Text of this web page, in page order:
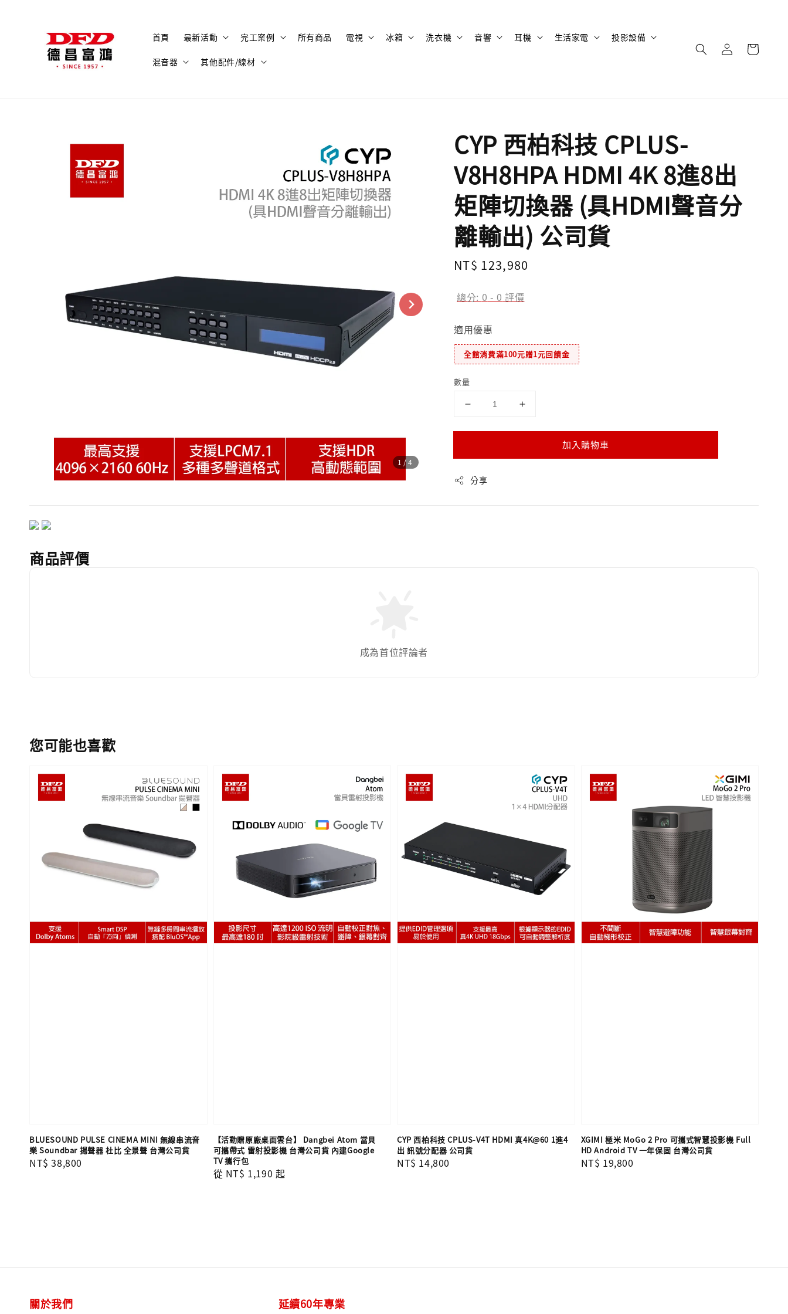
首頁 最新活動 完工案例 所有商品 電視 冰箱 洗衣機 音響 耳機 生活家電 投影設備
混音器 其他配件/線材
1 /4
CYP 西柏科技 CPLUS-
V8H8HPA HDMI 4K 8進8出
矩陣切換器 (具HDMI聲音分
離輸出) 公司貨
Regular
NT$ 123,980
總分: 0 - 0 評價
適用優惠
全館消費滿100元贈1元回饋金
數量
加入購物車
分享
商品評價
成為首位評論者
您可能也喜歡
BLUESOUND PULSE CINEMA MINI 無線串流音
樂 Soundbar 揚聲器 杜比 全景聲 台灣公司貨
Regular
NT$ 38,800
【活動贈原廠桌面雲台】 Dangbei Atom 當貝
可攜帶式 雷射投影機 台灣公司貨 內建Google
TV 攜行包
Regular
從 NT$ 1,190 起
CYP 西柏科技 CPLUS-V4T HDMI 真4K@60 1進4
出 訊號分配器 公司貨
Regular
NT$ 14,800
XGIMI 極米 MoGo 2 Pro 可攜式智慧投影機 Full
HD Android TV 一年保固 台灣公司貨
Regular
NT$ 19,800
關於我們 延續60年專業